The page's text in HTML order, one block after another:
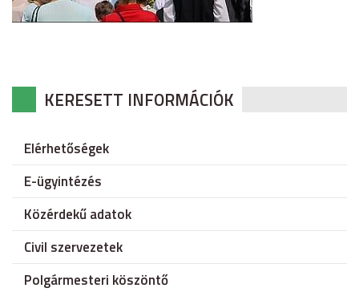
KERESETT INFORMÁCIÓK
Elérhetőségek
E-ügyintézés
Közérdekű adatok
Civil szervezetek
Polgármesteri köszöntő